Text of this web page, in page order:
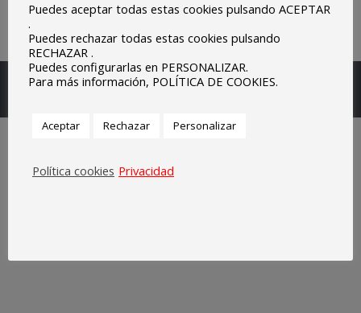
Escuelas Parroquiales Sagrado Corazón de Olivenza.
Puedes aceptar todas estas cookies pulsando ACEPTAR
.
Puedes rechazar todas estas cookies pulsando
RECHAZAR .
Puedes configurarlas en PERSONALIZAR.
Para más información, POLÍTICA DE COOKIES.
Aceptar Rechazar Personalizar
Política cookies Privacidad